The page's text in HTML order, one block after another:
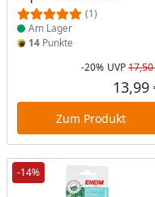
(1)
Am Lager
14 Punkte
-20% UVP
13,99
Zum Produkt
-14%